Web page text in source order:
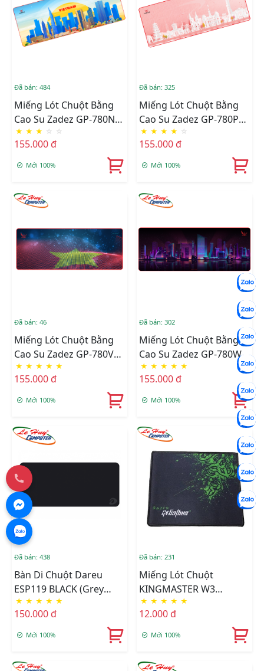
Đã bán: 484
Miếng Lót Chuột Bằng
Cao Su Zadez GP-780N
(Xanh)
★ ★ ★ ☆ ☆
155.000 đ
Mới 100%
Đã bán: 325
Miếng Lót Chuột Bằng
Cao Su Zadez GP-780P
(Hồng)
★ ★ ★ ★ ☆
155.000 đ
Mới 100%
Đã bán: 46
Miếng Lót Chuột Bằng
Cao Su Zadez GP-780V
(Đỏ)
★ ★ ★ ★ ★
155.000 đ
Mới 100%
Đã bán: 302
Miếng Lót Chuột Bằng
Cao Su Zadez GP-780W
(Đen)
★ ★ ★ ★ ★
155.000 đ
Mới 100%
Đã bán: 438
Bàn Di Chuột Dareu
ESP119 BLACK (Grey
Logo) 900x400x4mm
★ ★ ★ ★ ★
150.000 đ
Mới 100%
Đã bán: 231
Miếng Lót Chuột
KINGMASTER W3
(210mm X 250mm X
1.7mm)
★ ★ ★ ★ ★
12.000 đ
Mới 100%